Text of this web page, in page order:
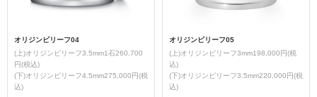
オリジンビリーフ04
(上)オリジンビリーフ3.5mm1石260,700
円(税込)
(下)オリジンビリーフ4.5mm275,000円(税
込)
オリジンビリーフ05
(上)オリジンビリーフ3mm198,000円(税
込)
(下)オリジンビリーフ3.5mm220,000円(税
込)